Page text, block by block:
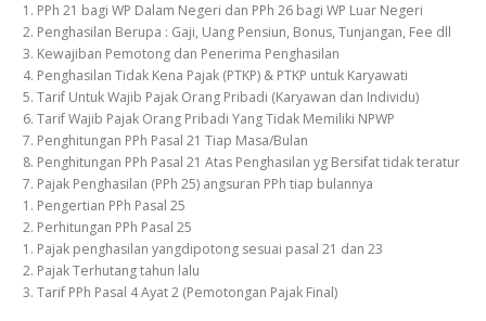
1. PPh 21 bagi WP Dalam Negeri dan PPh 26 bagi WP Luar Negeri
2. Penghasilan Berupa : Gaji, Uang Pensiun, Bonus, Tunjangan, Fee dll
3. Kewajiban Pemotong dan Penerima Penghasilan
4. Penghasilan Tidak Kena Pajak (PTKP) & PTKP untuk Karyawati
5. Tarif Untuk Wajib Pajak Orang Pribadi (Karyawan dan Individu)
6. Tarif Wajib Pajak Orang Pribadi Yang Tidak Memiliki NPWP
7. Penghitungan PPh Pasal 21 Tiap Masa/Bulan
8. Penghitungan PPh Pasal 21 Atas Penghasilan yg Bersifat tidak teratur
7. Pajak Penghasilan (PPh 25) angsuran PPh tiap bulannya
1. Pengertian PPh Pasal 25
2. Perhitungan PPh Pasal 25
1. Pajak penghasilan yangdipotong sesuai pasal 21 dan 23
2. Pajak Terhutang tahun lalu
3. Tarif PPh Pasal 4 Ayat 2 (Pemotongan Pajak Final)